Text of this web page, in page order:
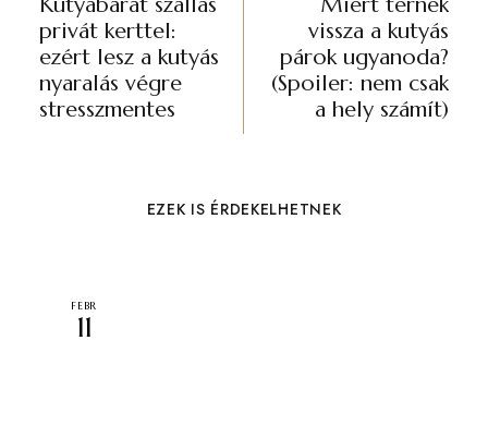
privát kerttel:
ezért lesz a kutyás
nyaralás végre
stresszmentes
vissza a kutyás
párok ugyanoda?
(Spoiler: nem csak
a hely számít)
EZEK IS ÉRDEKELHETNEK
FEBR
11